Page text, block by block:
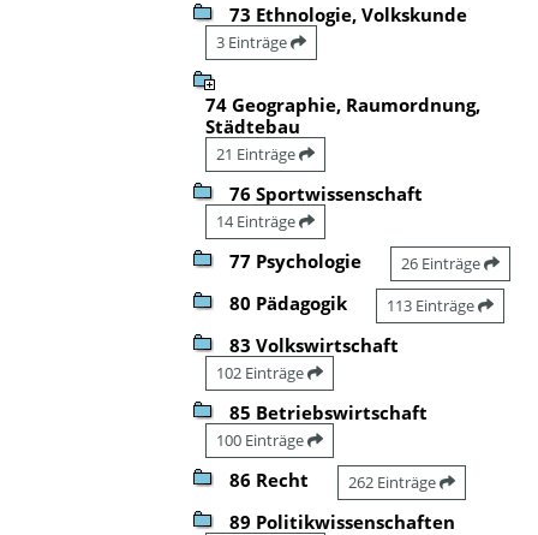
73 Ethnologie, Volkskunde
3 Einträge
74 Geographie, Raumordnung,
Städtebau
21 Einträge
76 Sportwissenschaft
14 Einträge
77 Psychologie 26 Einträge
80 Pädagogik 113 Einträge
83 Volkswirtschaft
102 Einträge
85 Betriebswirtschaft
100 Einträge
86 Recht 262 Einträge
89 Politikwissenschaften